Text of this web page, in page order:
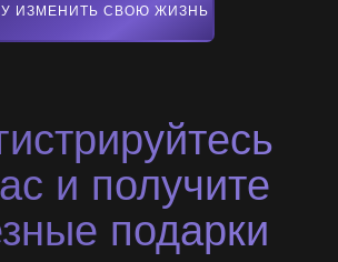
ИЗМЕНИТЬ СВОЮ ЖИЗНЬ